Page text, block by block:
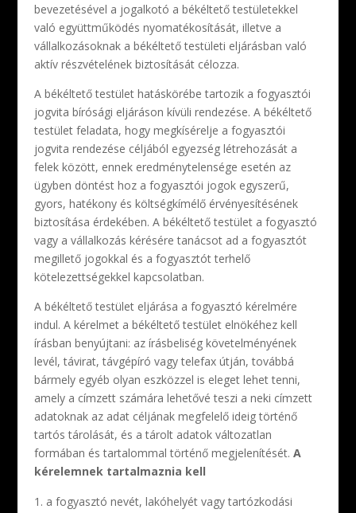
bevezetésével a jogalkotó a békéltető testületekkel
való együttműködés nyomatékosítását, illetve a
vállalkozásoknak a békéltető testületi eljárásban való
aktív részvételének biztosítását célozza.
A békéltető testület hatáskörébe tartozik a fogyasztói
jogvita bírósági eljáráson kívüli rendezése. A békéltető
testület feladata, hogy megkísérelje a fogyasztói
jogvita rendezése céljából egyezség létrehozását a
felek között, ennek eredménytelensége esetén az
ügyben döntést hoz a fogyasztói jogok egyszerű,
gyors, hatékony és költségkímélő érvényesítésének
biztosítása érdekében. A békéltető testület a fogyasztó
vagy a vállalkozás kérésére tanácsot ad a fogyasztót
megillető jogokkal és a fogyasztót terhelő
kötelezettségekkel kapcsolatban.
A békéltető testület eljárása a fogyasztó kérelmére
indul. A kérelmet a békéltető testület elnökéhez kell
írásban benyújtani: az írásbeliség követelményének
levél, távirat, távgépíró vagy telefax útján, továbbá
bármely egyéb olyan eszközzel is eleget lehet tenni,
amely a címzett számára lehetővé teszi a neki címzett
adatoknak az adat céljának megfelelő ideig történő
tartós tárolását, és a tárolt adatok változatlan
formában és tartalommal történő megjelenítését. A
kérelemnek tartalmaznia kell
a fogyasztó nevét, lakóhelyét vagy tartózkodási